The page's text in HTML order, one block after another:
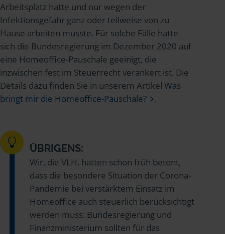
Arbeitsplatz hatte und nur wegen der
Infektionsgefahr ganz oder teilweise von zu
Hause arbeiten musste. Für solche Fälle hatte
sich die Bundesregierung im Dezember 2020 auf
eine Homeoffice-Pauschale geeinigt, die
inzwischen fest im Steuerrecht verankert ist. Die
Details dazu finden Sie in unserem Artikel Was
bringt mir die Homeoffice-Pauschale?
.
ÜBRIGENS:
Wir, die VLH, hatten schon früh betont,
dass die besondere Situation der Corona-
Pandemie bei verstärktem Einsatz im
Homeoffice auch steuerlich berücksichtigt
werden muss: Bundesregierung und
Finanzministerium sollten für das